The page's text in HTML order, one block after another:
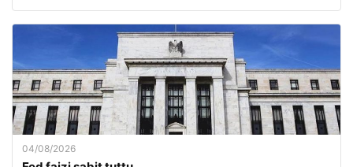
04/08/2026